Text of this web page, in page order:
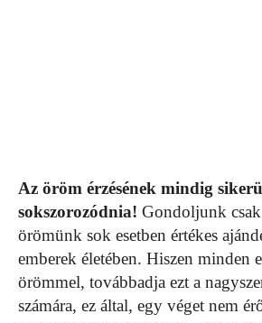
Az öröm érzésének mindig
sokszorozódnia! Gondoljunk
örömünk sok esetben értékes
emberek életében. Hiszen minden
örömmel, továbbadja ezt a
számára, ez által, egy véget nem